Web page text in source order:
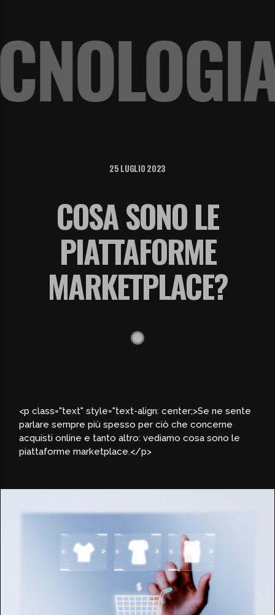
25 LUGLIO 2023
COSA SONO LE
PIATTAFORME
MARKETPLACE?
<p class="text" style="text-align: center;>Se ne sente
parlare sempre più spesso per ciò che concerne
acquisti online e tanto altro: vediamo cosa sono le
piattaforme marketplace.</p>